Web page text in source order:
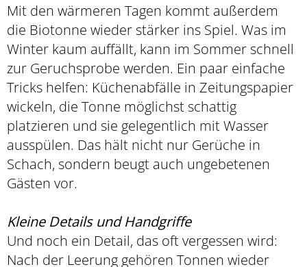
Mit den wärmeren Tagen kommt außerdem
die Biotonne wieder stärker ins Spiel. Was im
Winter kaum auffällt, kann im Sommer schnell
zur Geruchsprobe werden. Ein paar einfache
Tricks helfen: Küchenabfälle in Zeitungspapier
wickeln, die Tonne möglichst schattig
platzieren und sie gelegentlich mit Wasser
ausspülen. Das hält nicht nur Gerüche in
Schach, sondern beugt auch ungebetenen
Gästen vor.
Kleine Details und Handgriffe
Und noch ein Detail, das oft vergessen wird:
Nach der Leerung gehören Tonnen wieder